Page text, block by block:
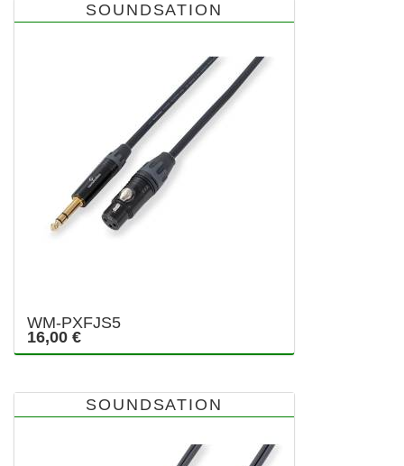
SOUNDSATION
WM-PXFJS5
16,00 €
SOUNDSATION